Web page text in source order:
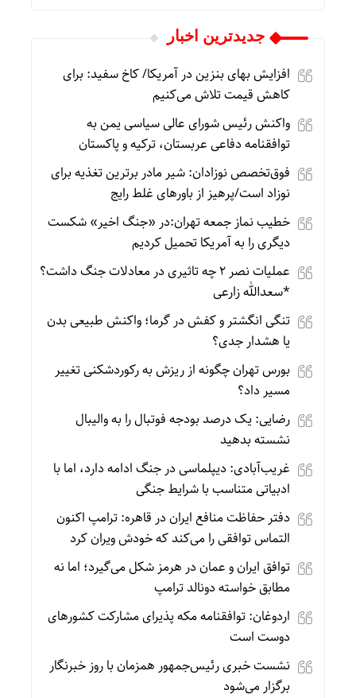
جديدترين اخبار
افزایش بهای بنزین در آمریکا/ کاخ سفید: برای
کاهش قیمت تلاش می‌کنیم
واکنش رئیس شورای عالی سیاسی یمن به
توافقنامه دفاعی عربستان، ترکیه و پاکستان
فوق‌تخصص نوزادان: شیر مادر برترین تغذیه برای
نوزاد است/پرهیز از باورهای غلط رایج
خطیب نماز جمعه تهران:در «جنگ اخیر» شکست
دیگری را به آمریکا تحمیل کردیم
عملیات نصر ۲ چه تاثیری در معادلات جنگ داشت؟
*سعدالله زارعی
تنگی انگشتر و کفش در گرما؛ واکنش طبیعی بدن
یا هشدار جدی؟
بورس تهران چگونه از ریزش به رکوردشکنی تغییر
مسیر داد؟
رضایی: یک درصد بودجه فوتبال را به والیبال
نشسته بدهید
غریب‌آبادی: دیپلماسی در جنگ ادامه دارد، اما با
ادبیاتی متناسب با شرایط جنگی
دفتر حفاظت منافع ایران در قاهره: ترامپ اکنون
التماس توافقی را می‌کند که خودش ویران کرد
توافق ایران و عمان در هرمز شکل می‌گیرد؛ اما نه
مطابق خواسته دونالد ترامپ
اردوغان: توافقنامه مکه پذیرای مشارکت کشورهای
دوست است
نشست خبری رئیس‌جمهور همزمان با روز خبرنگار
برگزار می‌شود